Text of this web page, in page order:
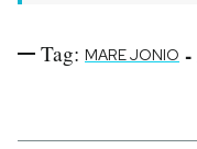
Tag: MARE JONIO -